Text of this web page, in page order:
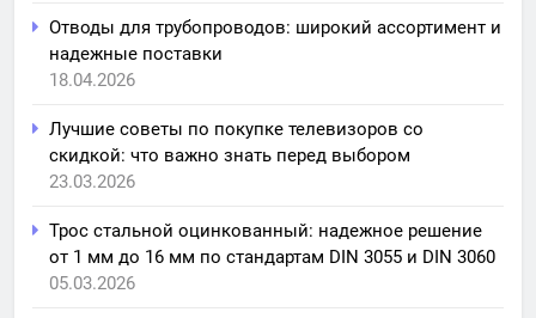
Отводы для трубопроводов: широкий ассортимент и
надежные поставки
18.04.2026
Лучшие советы по покупке телевизоров со
скидкой: что важно знать перед выбором
23.03.2026
Трос стальной оцинкованный: надежное решение
от 1 мм до 16 мм по стандартам DIN 3055 и DIN 3060
05.03.2026